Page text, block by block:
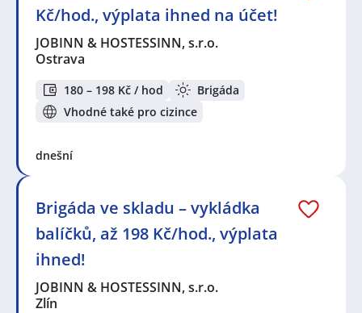
Kč/hod., výplata ihned na účet!
JOBINN & HOSTESSINN, s.r.o.
Ostrava
180 – 198 Kč / hod
Brigáda
Vhodné také pro cizince
dnešní
Brigáda ve skladu – vykládka
balíčků, až 198 Kč/hod., výplata
ihned!
JOBINN & HOSTESSINN, s.r.o.
Zlín